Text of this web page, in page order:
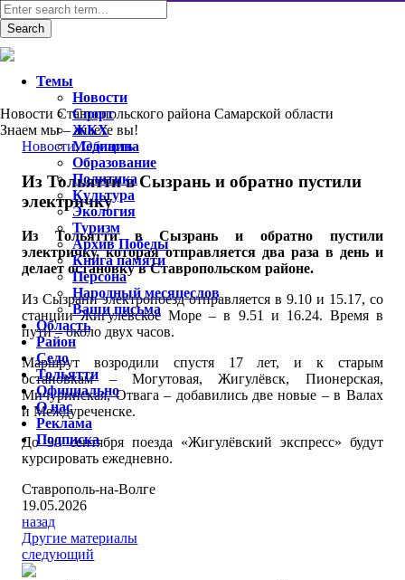
Новости Ставропольского района Самарской области
Знаем мы – знаете вы!
Новости,Область
Из Тольятти в Сызрань и обратно пустили
электричку
Из Тольятти в Сызрань и обратно пустили
электричку, которая отправляется два раза в день и
делает остановку в Ставропольском районе.
Из Сызрани электропоезд отправляется в 9.10 и 15.17, со
станции Жигулёвское Море – в 9.51 и 16.24. Время в
пути – около двух часов.
Маршрут возродили спустя 17 лет, и к старым
остановкам – Могутовая, Жигулёвск, Пионерская,
Мичуринская, Отвага – добавились две новые – в Валах
и Междуреченске.
До 30 сентября поезда «Жигулёвский экспресс» будут
курсировать ежедневно.
Ставрополь-на-Волге
19.05.2026
назад
Другие материалы
следующий
Темы
Новости
Спорт
ЖКХ
Медицина
Образование
Политика
Культура
Экология
Туризм
Архив Победы
Книга памяти
Персона
Народный месяцеслов
Ваши письма
Область
Район
Село
Тольятти
Официально
О нас
Реклама
Подписка